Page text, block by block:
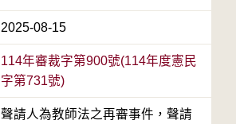
2025-08-15
114年審裁字第900號(114年度憲民
字第731號)
聲請人為教師法之再審事件，聲請